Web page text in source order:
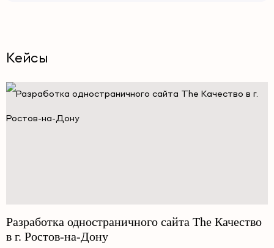
Кейсы
Разработка одностраничного сайта The Качество
в г. Ростов-на-Дону